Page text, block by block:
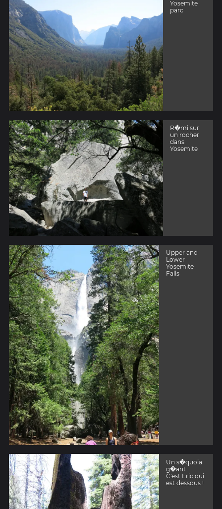
Yosemite
parc
R�mi sur
un rocher
dans
Yosemite
Upper and
Lower
Yosemite
Falls
Un s�quoia
g�ant
C'est Eric qui
est dessous !